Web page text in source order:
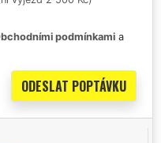
podmínkami a